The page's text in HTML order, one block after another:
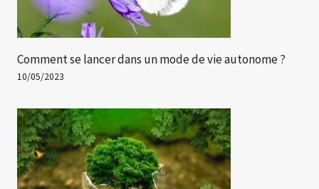
Comment se lancer dans un mode de vie autonome ?
10/05/2023